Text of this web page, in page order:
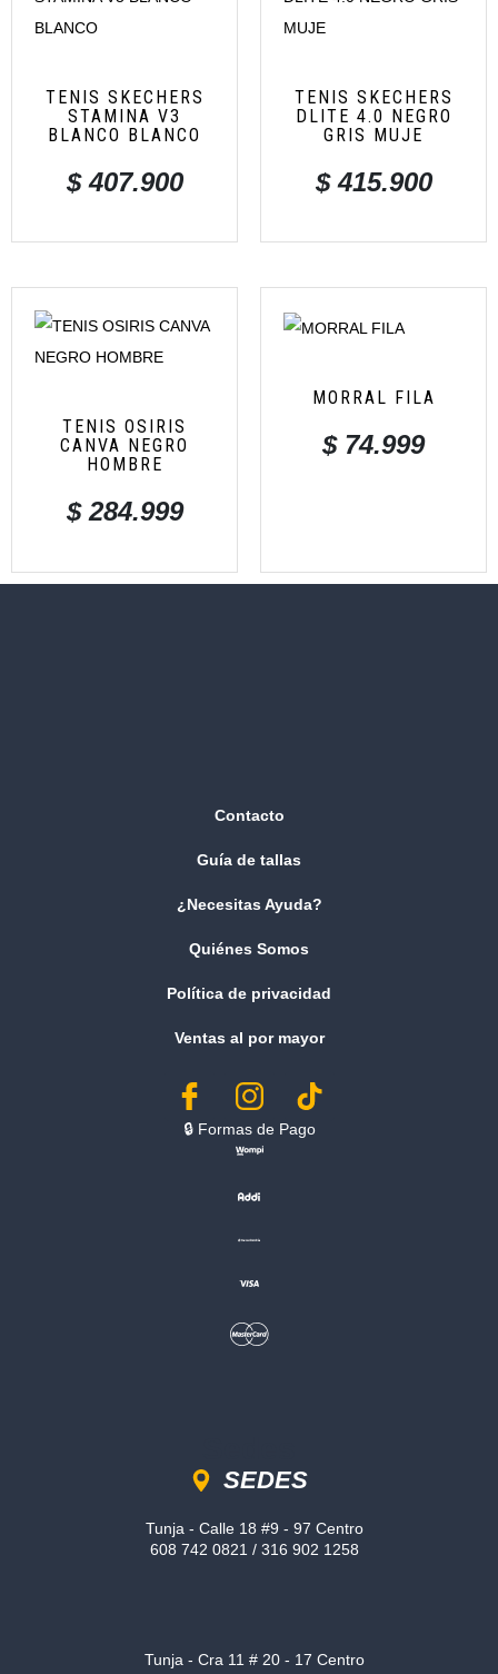
TENIS SKECHERS
STAMINA V3
BLANCO BLANCO
$407.900
TENIS SKECHERS
DLITE 4.0 NEGRO
GRIS MUJE
$415.900
TENIS OSIRIS
CANVA NEGRO
HOMBRE
$284.999
MORRAL FILA
$74.999
Contacto
Guía de tallas
¿Necesitas Ayuda?
Quiénes Somos
Política de privacidad
Ventas al por mayor
🔒︎ Formas de Pago
SEDES
Tunja - Calle 18 #9 - 97 Centro
608 742 0821 / 316 902 1258
Tunja - Cra 11 # 20 - 17 Centro